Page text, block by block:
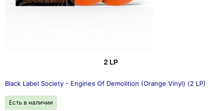
2 LP
Black Label Society - Engines Of Demolition (Orange Vinyl) (2 LP)
Есть в наличии